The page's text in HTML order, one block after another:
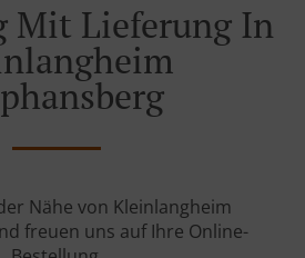
Mit Lieferung In
Nähe von Kleinlangheim
freuen uns auf Ihre Online-